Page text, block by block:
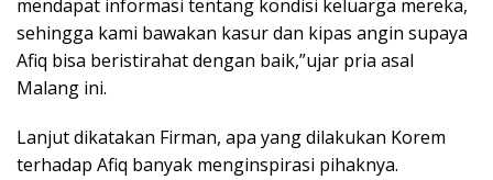
mendapat informasi tentang kondisi keluarga mereka,
sehingga kami bawakan kasur dan kipas angin supaya
Afiq bisa beristirahat dengan baik,”ujar pria asal
Malang ini.
Lanjut dikatakan Firman, apa yang dilakukan Korem
terhadap Afiq banyak menginspirasi pihaknya.